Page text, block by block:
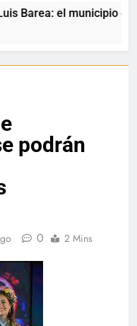
el municipio
podrán
0 2 Mins